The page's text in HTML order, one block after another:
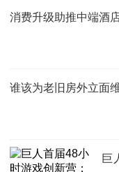
消费升级助推中端酒
谁该为老旧房外立面
巨